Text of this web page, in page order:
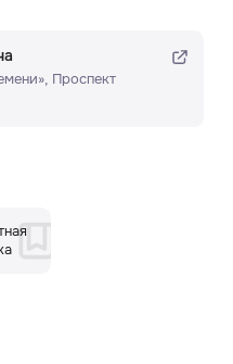
Проспект